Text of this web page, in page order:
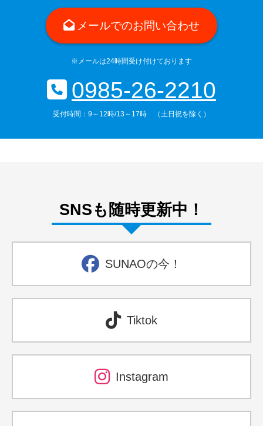
メールでのお問い合わせ
※メールは24時間受け付けております
0985-26-2210
受付時間：9～12時/13～17時 （土日祝を除く）
SNSも随時更新中！
SUNAOの今！
Tiktok
Instagram